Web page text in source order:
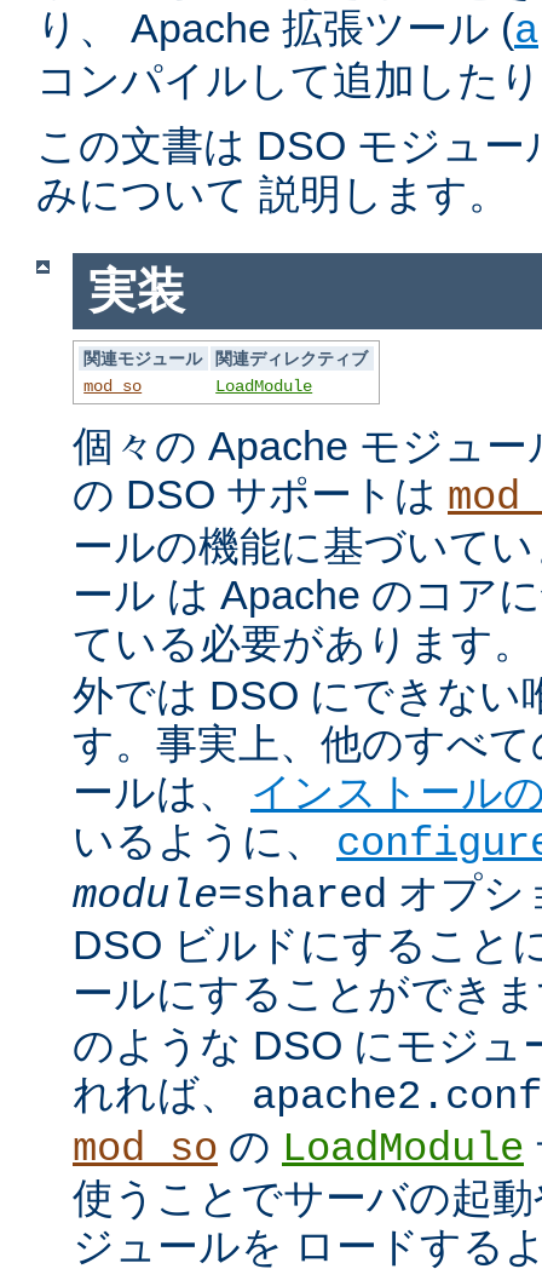
り、 Apache 拡張ツール (
コンパイルして追加した
この文書は DSO モジュ
みについて 説明します。
実装
関連モジュール
関連ディレクティブ
mod_so
LoadModule
個々の Apache モジュ
の DSO サポートは
ールの機能に基づいて
ール は Apache のコア
ている必要があります
外では DSO にできない
す。事実上、他のすべ
ールは、 インストール
いるように、
module=shared オプシ
DSO ビルドにすること
ールにすることができ
のような DSO にモジュ
れれば、 apache2.conf
mod_so の LoadModule
使うことでサーバの起
ジュールを ロードする